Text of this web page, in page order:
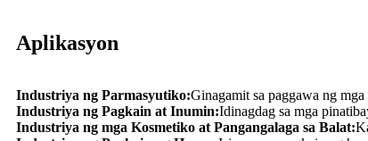
Aplikasyon
Industriya ng Parmasyutiko:Ginagamit sa paggawa ng
Industriya ng Pagkain at Inumin:Idinagdag sa mga
Industriya ng mga Kosmetiko at Pangangalaga sa Balat: